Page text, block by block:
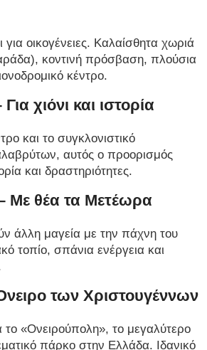
για οικογένειες. Καλαίσθητα χωριά
κοντινή πρόσβαση, πλούσια
κέντρο.
χιόνι και ιστορία
και το συγκλονιστικό
αυτός ο προορισμός
και δραστηριότητες.
Με θέα τα Μετέωρα
άλλη μαγεία με την πάχνη του
τοπίο, σπάνια ενέργεια και
των Χριστουγέννων
το «Ονειρούπολη», το μεγαλύτερο
πάρκο στην Ελλάδα. Ιδανικό